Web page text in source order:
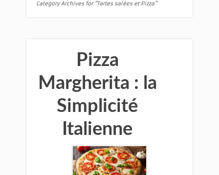
Category Archives for "Tartes salées et Pizza"
Pizza
Margherita : la
Simplicité
Italienne